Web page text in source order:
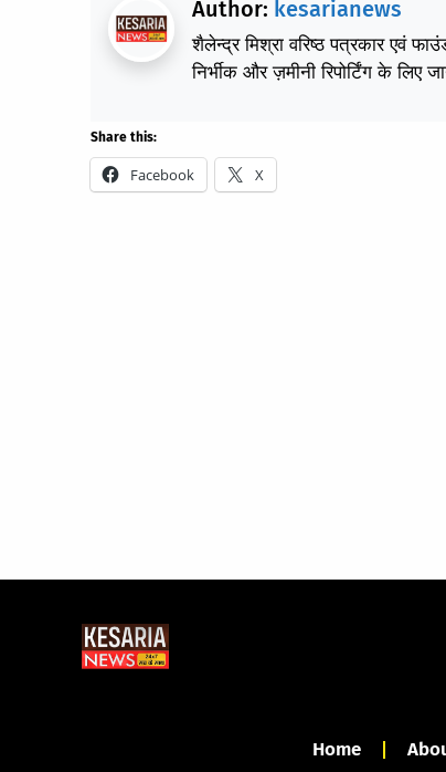
Author: kesarianews
शैलेन्द्र मिश्रा वरिष्ठ पत्रकार एवं
निर्भीक और ज़मीनी रिपोर्टिंग के लिए
Share this:
Facebook X
Home